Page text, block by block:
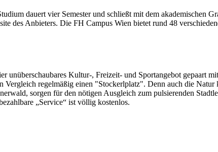
dauert vier Semester und schließt mit dem akademischen
des Anbieters. Die FH Campus Wien bietet rund 48
Kultur-, Freizeit- und Sportangebot gepaart
regelmäßig einen "Stockerlplatz". Denn auch die
sorgen für den nötigen Ausgleich zum pulsierenden
„Service“ ist völlig kostenlos.